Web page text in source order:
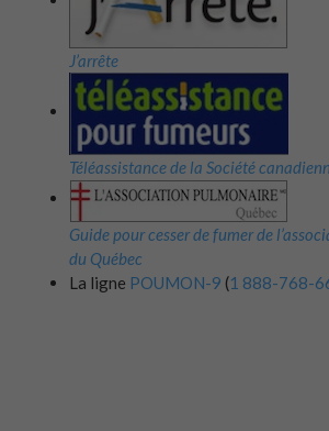
J’arrête
Téléassistance de la Société
Guide pour cesser de fumer de
du Québec
La ligne POUMON-9 (1 888-768-